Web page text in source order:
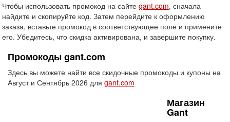
Чтобы использовать промокод на сайте gant.com, сначала
найдите и скопируйте код. Затем перейдите к оформлению
заказа, вставьте промокод в соответствующее поле и примените
его. Убедитесь, что скидка активирована, и завершите покупку.
Промокоды gant.com
Здесь вы можете найти все скидочные промокоды и купоны на
Август и Сентябрь 2026 для gant.com
Магазин
Gant